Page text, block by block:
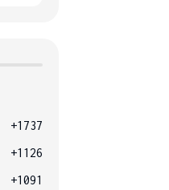
+1737
+1126
+1091